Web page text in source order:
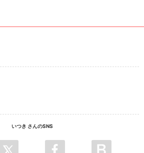
いつき さんのSNS